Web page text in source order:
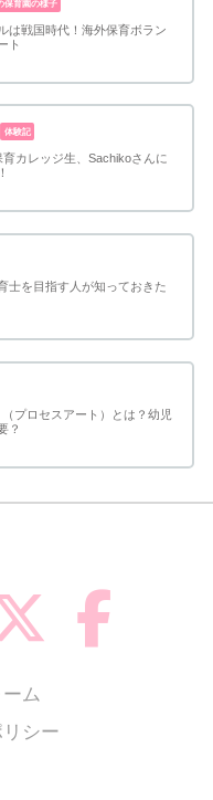
保育園の様子
は戦国時代！海外保育ボラン
ト
体験記
カレッジ生、Sachikoさんに
士を目指す人が知っておきた
プロセスアート）とは？幼児
？
ム
シー